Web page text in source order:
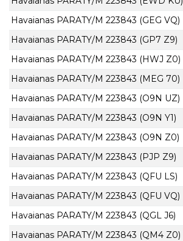
Havaianas PARATY/M 223843 (GEG VQ)
Havaianas PARATY/M 223843 (GP7 Z9)
Havaianas PARATY/M 223843 (HWJ Z0)
Havaianas PARATY/M 223843 (MEG 70)
Havaianas PARATY/M 223843 (O9N UZ)
Havaianas PARATY/M 223843 (O9N Y1)
Havaianas PARATY/M 223843 (O9N Z0)
Havaianas PARATY/M 223843 (PJP Z9)
Havaianas PARATY/M 223843 (QFU LS)
Havaianas PARATY/M 223843 (QFU VQ)
Havaianas PARATY/M 223843 (QGL J6)
Havaianas PARATY/M 223843 (QM4 Z0)